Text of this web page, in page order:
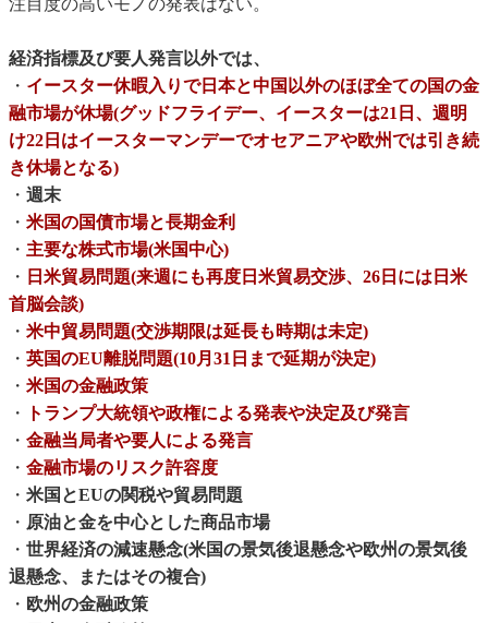
注目度の高いモノの発表はない。
経済指標及び要人発言以外では、
・ イースター休暇入りで日本と中国以外のほぼ全ての国の金
融市場が休場(グッドフライデー、イースターは21日、週明
け22日はイースターマンデーでオセアニアや欧州では引き続
き休場となる)
・ 週末
・ 米国の国債市場と長期金利
・ 主要な株式市場(米国中心)
・ 日米貿易問題(来週にも再度日米貿易交渉、26日には日米
首脳会談)
・ 米中貿易問題(交渉期限は延長も時期は未定)
・ 英国のEU離脱問題(10月31日まで延期が決定)
・ 米国の金融政策
・
トランプ大統領や政権による発表や決定及び発言
・ 金融当局者や要人による発言
・ 金融市場のリスク許容度
・ 米国とEUの関税や貿易問題
・ 原油と金を中心とした商品市場
・ 世界経済の減速懸念(米国の景気後退懸念や欧州の景気後
退懸念、またはその複合)
・ 欧州の金融政策